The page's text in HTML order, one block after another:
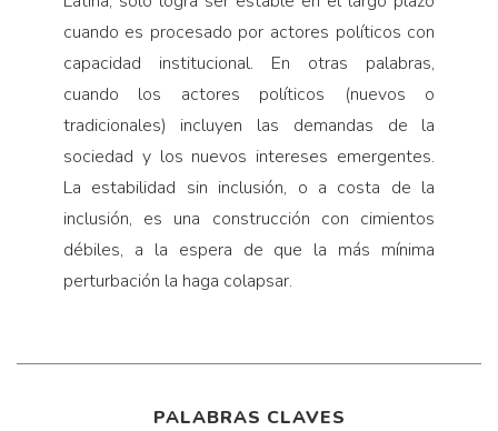
cuando es procesado por actores políticos con
capacidad institucional. En otras palabras,
cuando los actores políticos (nuevos o
tradicionales) incluyen las demandas de la
sociedad y los nuevos intereses emergentes.
La estabilidad sin inclusión, o a costa de la
inclusión, es una construcción con cimientos
débiles, a la espera de que la más mínima
perturbación la haga colapsar.
PALABRAS CLAVES